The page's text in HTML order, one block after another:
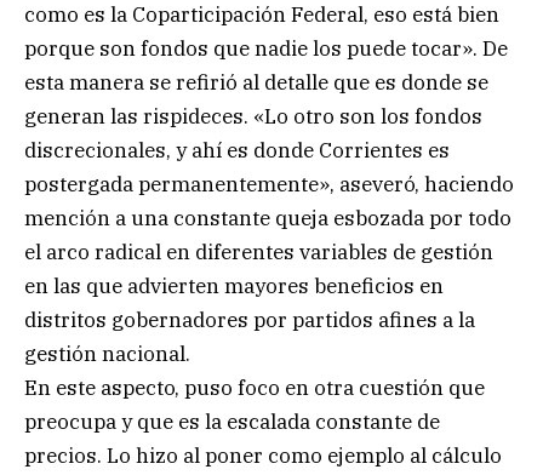
como es la Coparticipación Federal, eso está bien
porque son fondos que nadie los puede tocar». De
esta manera se refirió al detalle que es donde se
generan las rispideces. «Lo otro son los fondos
discrecionales, y ahí es donde Corrientes es
postergada permanentemente», aseveró, haciendo
mención a una constante queja esbozada por todo
el arco radical en diferentes variables de gestión
en las que advierten mayores beneficios en
distritos gobernadores por partidos afines a la
gestión nacional.
En este aspecto, puso foco en otra cuestión que
preocupa y que es la escalada constante de
precios. Lo hizo al poner como ejemplo al cálculo